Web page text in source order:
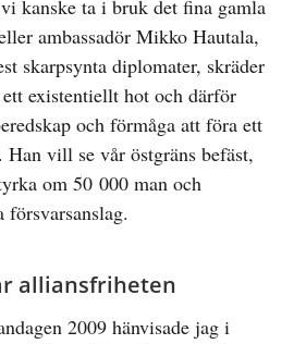
kanske ta i bruk det fina gamla
ambassadör Mikko Hautala,
skarpsynta diplomater, skräder
existentiellt hot och därför
och förmåga att föra ett
vill se vår östgräns befäst,
om 50 000 man och
alliansfriheten
2009 hänvisade jag i